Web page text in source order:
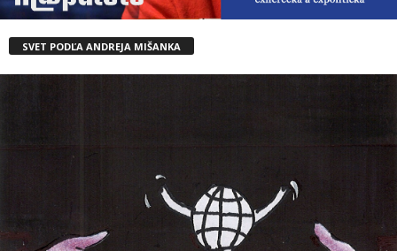
SVET PODĽA ANDREJA MIŠANKA